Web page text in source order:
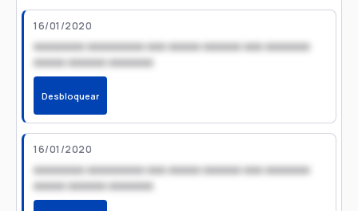
16/01/2020
xxxxxxxx xxxxxxxxx xxx xxxxx xxxxxx xxx xxxxxxx
xxxxx xxxxxx xxxxxxx
Desbloquear
16/01/2020
xxxxxxxx xxxxxxxxx xxx xxxxx xxxxxx xxx xxxxxxx
xxxxx xxxxxx xxxxxxx